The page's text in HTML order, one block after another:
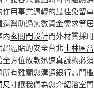
作用事業週轉的最佳免留
還幫助過無數資金需求等
內玄關門設計門外材質採
超體貼的安全台北士林區
方位放款迅速真誠的必
所有難關您溝通銀行高門
尺寸讓我們為您介紹浴室